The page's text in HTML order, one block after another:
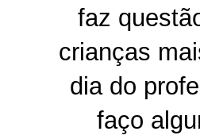
faz
crianças
dia do
faço